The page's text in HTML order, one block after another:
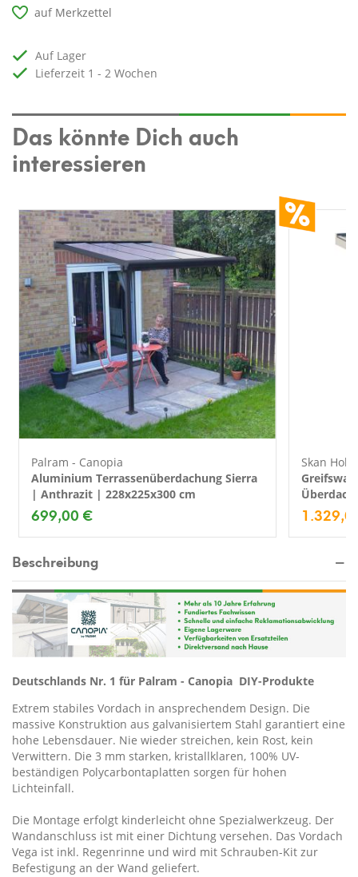
auf Merkzettel
auf Lager
Lieferzeit 1 - 2 Wochen
Das könnte Dich auch
interessieren
Palram - Canopia
Aluminium Terrassenüberdachung Sierra
| Anthrazit | 228x225x300 cm
699,00 €
Skan Holz
Beschreibung
Deutschlands Nr. 1 für Palram - Canopia DIY-Produkte
Extrem stabiles Vordach in ansprechendem Design. Die
massive Konstruktion aus galvanisiertem Stahl garantiert eine
hohe Lebensdauer. Nie wieder streichen, kein Rost, kein
Verwittern. Die 3 mm starken, kristallklaren, 100% UV-
beständigen Polycarbontaplatten sorgen für hohen
Lichteinfall.
Die Montage erfolgt kinderleicht ohne Spezialwerkzeug. Der
Wandanschluss ist mit einer Dichtung versehen. Das Vordach
Vega ist inkl. Regenrinne und wird mit Schrauben-Kit zur
Befestigung an der Wand geliefert.